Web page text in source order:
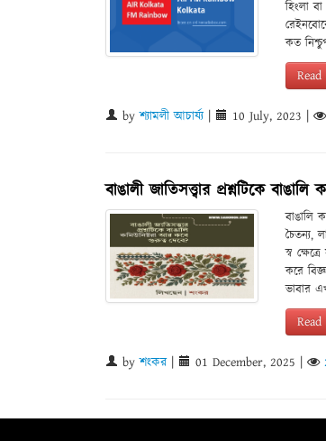
হিংলা
কত
byশ্যামলী আচার্য্য| 10 July, 2023
বাঙালী জাতিসত্ত্বার প্রশ্নটিকে
বাঙালি
চৈতন্য,
স্ব
করে
ভাবার
byশংকর| 01 December, 2025